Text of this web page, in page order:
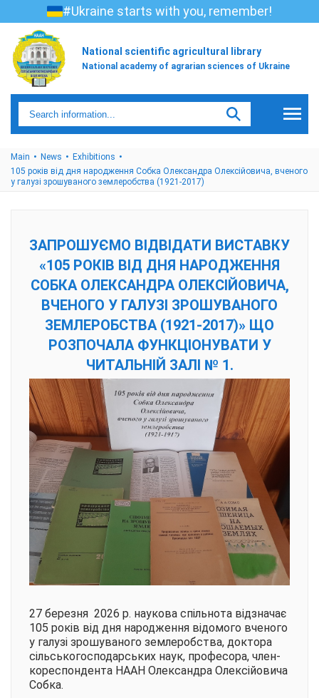
#Ukraine starts with you, remember!
National scientific agricultural library
National academy of agrarian sciences of Ukraine
Main News
Exhibitions
105 років від дня народження Собка Олександра Олексійовича, вченого
у галузі зрошуваного землеробства (1921-2017)
ЗАПРОШУЄМО ВІДВІДАТИ ВИСТАВКУ
«105 РОКІВ ВІД ДНЯ НАРОДЖЕННЯ
СОБКА ОЛЕКСАНДРА ОЛЕКСІЙОВИЧА,
ВЧЕНОГО У ГАЛУЗІ ЗРОШУВАНОГО
ЗЕМЛЕРОБСТВА (1921-2017)» ЩО
РОЗПОЧАЛА ФУНКЦІОНУВАТИ У
ЧИТАЛЬНІЙ ЗАЛІ № 1.
27 березня 2026 р. наукова спільнота відзначає
105 років від дня народження відомого вченого
у галузі зрошуваного землеробства, доктора
сільськогосподарських наук, професора, член-
кореспондента НААН Олександра Олексійовича
Собка.